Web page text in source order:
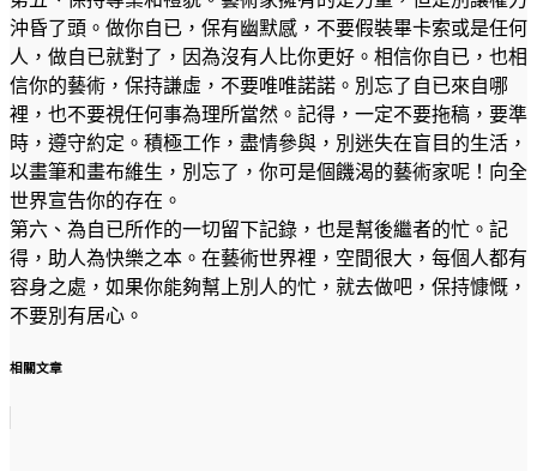
沖昏了頭。做你自已，保有幽默感，不要假裝畢卡索或是任何
人，做自已就對了，因為沒有人比你更好。相信你自已，也相
信你的藝術，保持謙虛，不要唯唯諾諾。別忘了自已來自哪
裡，也不要視任何事為理所當然。記得，一定不要拖稿，要準
時，遵守約定。積極工作，盡情參與，別迷失在盲目的生活，
以畫筆和畫布維生，別忘了，你可是個饑渴的藝術家呢！向全
世界宣告你的存在。
第六、為自已所作的一切留下記錄，也是幫後繼者的忙。記
得，助人為快樂之本。在藝術世界裡，空間很大，每個人都有
容身之處，如果你能夠幫上別人的忙，就去做吧，保持慷慨，
不要別有居心。
相關文章